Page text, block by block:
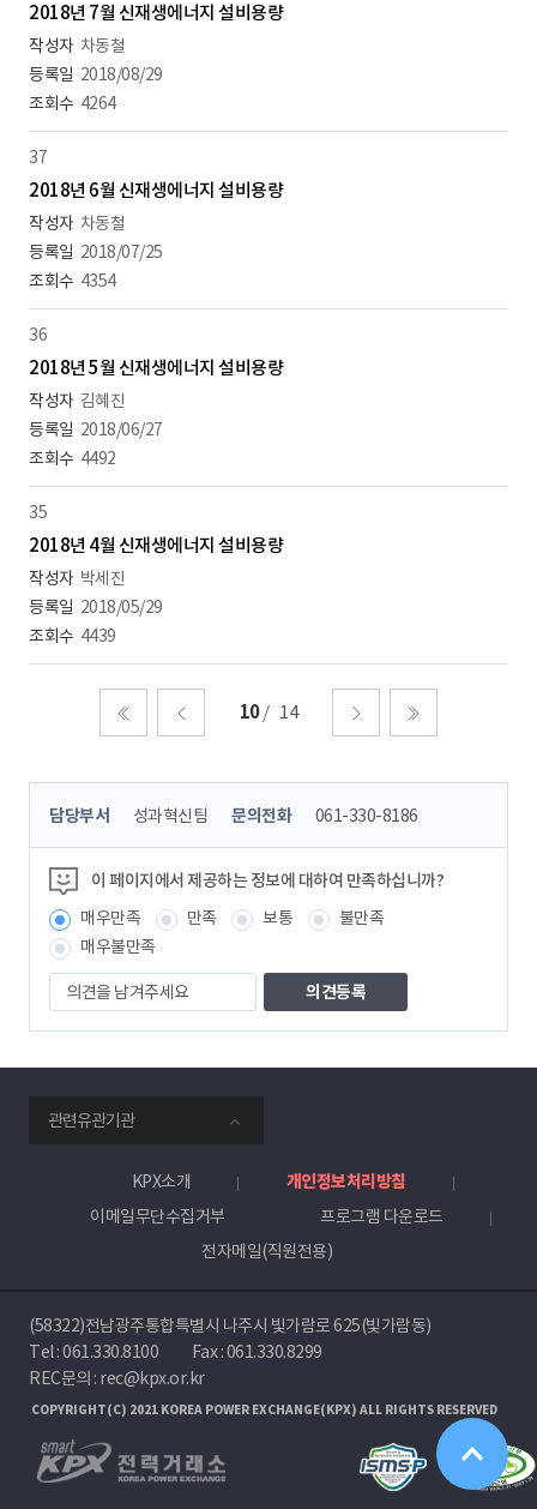
2018년 7월 신재생에너지 설비용량
차동철
2018/08/29
4264
37
2018년 6월 신재생에너지 설비용량
차동철
2018/07/25
4354
36
2018년 5월 신재생에너지 설비용량
김혜진
2018/06/27
4492
35
2018년 4월 신재생에너지 설비용량
박세진
2018/05/29
4439
10 14
콘
츠
정
보
책
임
자
담당부서 성과혁신팀 문의전화 061-330-8186
이 페이지에서 제공하는 정보에 대하여 만족하십니까?
매우만족
만족 보통
불만족
매우불만족
의
견
을
겨
주
세
요
관련유관기관
KPX소개
개인정보처리방침
이메일무단수집거부
프로그램 다운로드
전자메일(직원전용)
(58322)전남광주통합특별시 나주시 빛가람로 625(빛가람동)
Tel :061.330.8100
Fax : 061.330.8299
REC문의 : rec@kpx.or.kr
COPYRIGHT(C) 2021 KOREA POWER EXCHANGE(KPX) ALL RIGHTS RESERVED